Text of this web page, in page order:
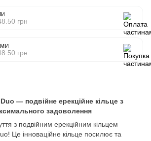
грн
грн
— подвійне ерекційне кільце з
задоволення
з подвійним ерекційним кільцем
Це інноваційне кільце посилює та